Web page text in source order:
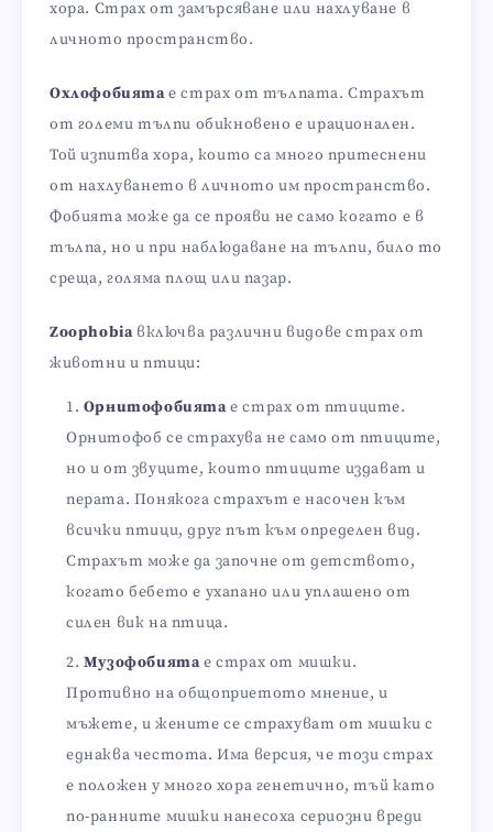
хора. Страх от замърсяване или нахлуване в
личното пространство.
Охлофобиятае страх от тълпата. Страхът
от големи тълпи обикновено е ирационален.
Той изпитва хора, които са много притеснени
от нахлуването в личното им пространство.
Фобията може да се прояви не само когато е в
тълпа, но и при наблюдаване на тълпи, било то
среща, голяма площ или пазар.
Zoophobiaвключва различни видове страх от
животни и птици:
Орнитофобиятае страх от птиците.
Орнитофоб се страхува не само от птиците,
но и от звуците, които птиците издават и
перата. Понякога страхът е насочен към
всички птици, друг път към определен вид.
Страхът може да започне от детството,
когато бебето е ухапано или уплашено от
силен вик на птица.
Музофобиятае страх от мишки.
Противно на общоприетото мнение, и
мъжете, и жените се страхуват от мишки с
еднаква честота. Има версия, че този страх
е положен у много хора генетично, тъй като
по-ранните мишки нанесоха сериозни вреди